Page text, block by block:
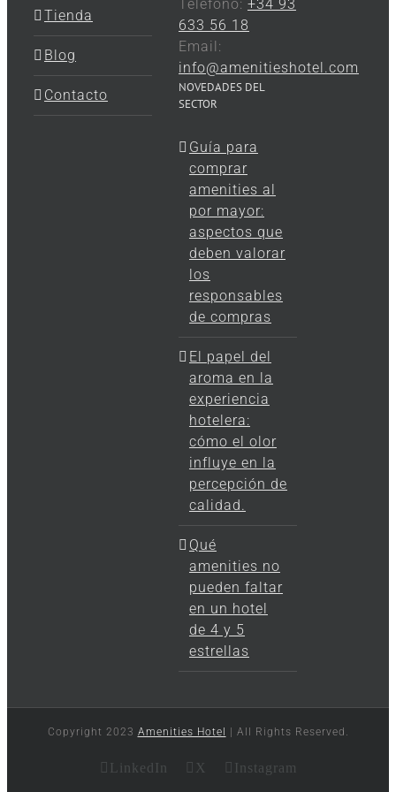
Tienda
Blog
Contacto
Teléfono: +34 93
633 56 18
Email:
info@amenitieshotel.com
NOVEDADES DEL
SECTOR
Guía para
comprar
amenities al
por mayor:
aspectos que
deben valorar
los
responsables
de compras
El papel del
aroma en la
experiencia
hotelera:
cómo el olor
influye en la
percepción de
calidad.
Qué
amenities no
pueden faltar
en un hotel
de 4 y 5
estrellas
Copyright 2023 Amenities Hotel | All Rights Reserved.
LinkedIn X Instagram